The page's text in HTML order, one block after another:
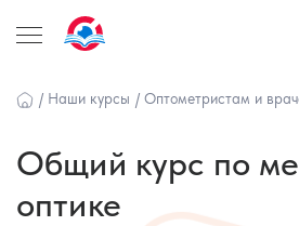
/ Наши курсы / Оптометристам и
Общий курс по
оптике